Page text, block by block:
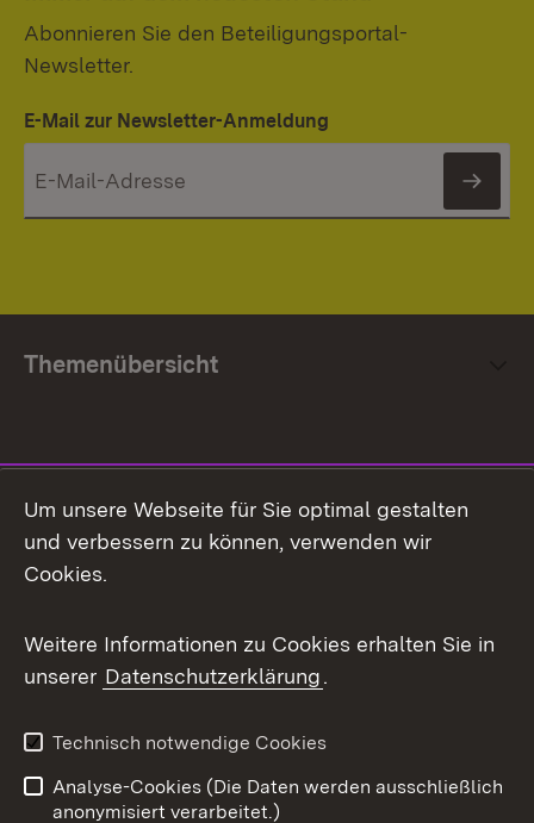
Abonnieren Sie den Beteiligungsportal-
Newsletter.
E-Mail zur Newsletter-Anmeldung
Themenübersicht
Facebook
X / Twitter
Youtube
Impressum
Kontakt
Um unsere Webseite für Sie optimal gestalten
und verbessern zu können, verwenden wir
Cookies.
Weitere Informationen zu Cookies erhalten Sie in
unserer Datenschutzerklärung.
Technisch notwendige Cookies
Analyse-Cookies (Die Daten werden ausschließlich
anonymisiert verarbeitet.)